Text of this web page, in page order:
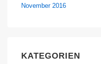
November 2016
KATEGORIEN